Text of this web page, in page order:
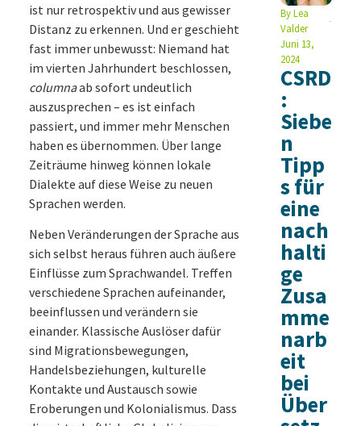
ist nur retrospektiv und aus gewisser
Distanz zu erkennen. Und er geschieht
fast immer unbewusst: Niemand hat
im vierten Jahrhundert beschlossen,
columnaab sofort undeutlich
auszusprechen – es ist einfach
passiert, und immer mehr Menschen
haben es übernommen. Über lange
Zeiträume hinweg können lokale
Dialekte auf diese Weise zu neuen
Sprachen werden.
Neben Veränderungen der Sprache aus
sich selbst heraus führen auch äußere
Einflüsse zum Sprachwandel. Treffen
verschiedene Sprachen aufeinander,
beeinflussen und verändern sie
einander. Klassische Auslöser dafür
sind Migrationsbewegungen,
Handelsbeziehungen, kulturelle
Kontakte und Austausch sowie
Eroberungen und Kolonialismus. Dass
ByLea
Valder
Juni 13,
2024
CSRD
:
Siebe
n
Tipp
s für
eine
nach
halti
ge
Zusa
mme
narb
eit
bei
Über